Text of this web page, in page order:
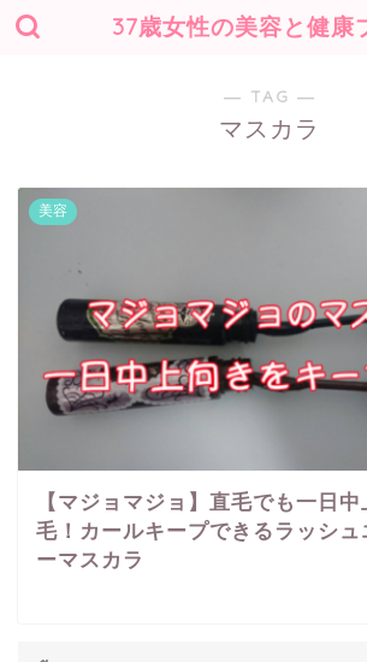
37歳女性の美容と健康
― TAG ―
マスカラ
美容
【マジョマジョ】直毛でも一日
毛！カールキープできるラッシ
ーマスカラ